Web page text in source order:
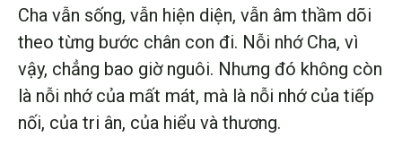
Cha vẫn sống, vẫn hiện diện, vẫn âm thầm dõi
theo từng bước chân con đi. Nỗi nhớ Cha, vì
vậy, chẳng bao giờ nguôi. Nhưng đó không còn
là nỗi nhớ của mất mát, mà là nỗi nhớ của tiếp
nối, của tri ân, của hiểu và thương.